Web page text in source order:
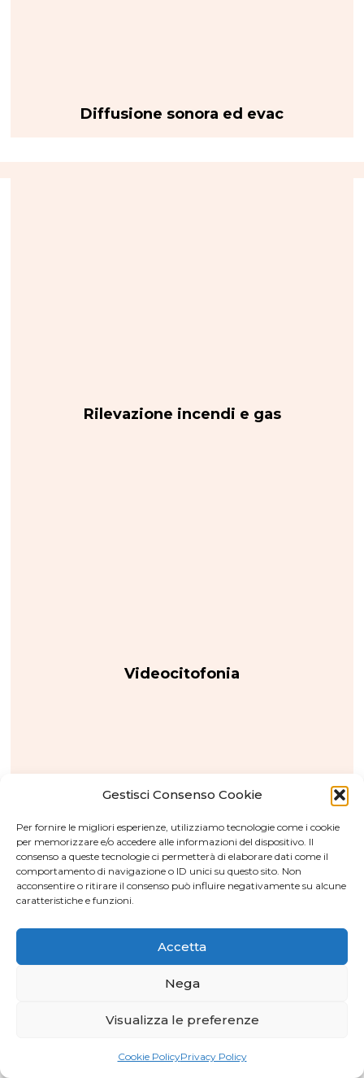
Gestisci Consenso Cookie
Per fornire le migliori esperienze, utilizziamo tecnologie come i cookie
per memorizzare e/o accedere alle informazioni del dispositivo. Il
consenso a queste tecnologie ci permetterà di elaborare dati come il
comportamento di navigazione o ID unici su questo sito. Non
acconsentire o ritirare il consenso può influire negativamente su alcune
caratteristiche e funzioni.
Accetta
Nega
Visualizza le preferenze
Cookie PolicyPrivacy Policy
Diffusione sonora ed evac
Rilevazione incendi e gas
Videocitofonia
FTTH
Approfondimenti B-Smart